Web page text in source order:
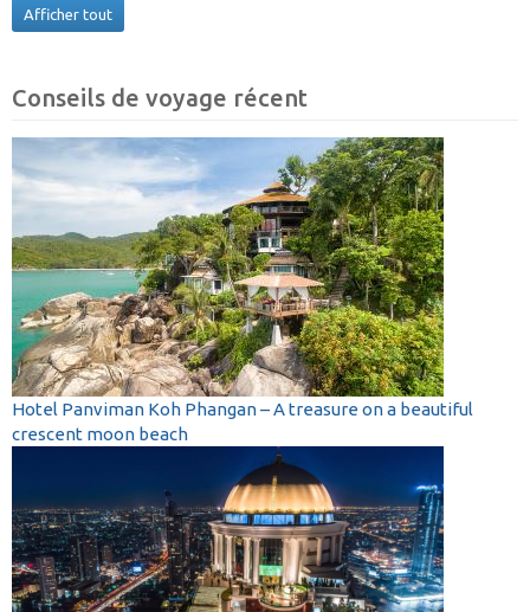
Afficher tout
Conseils de voyage récent
Hotel Panviman Koh Phangan – A treasure on a beautiful
crescent moon beach